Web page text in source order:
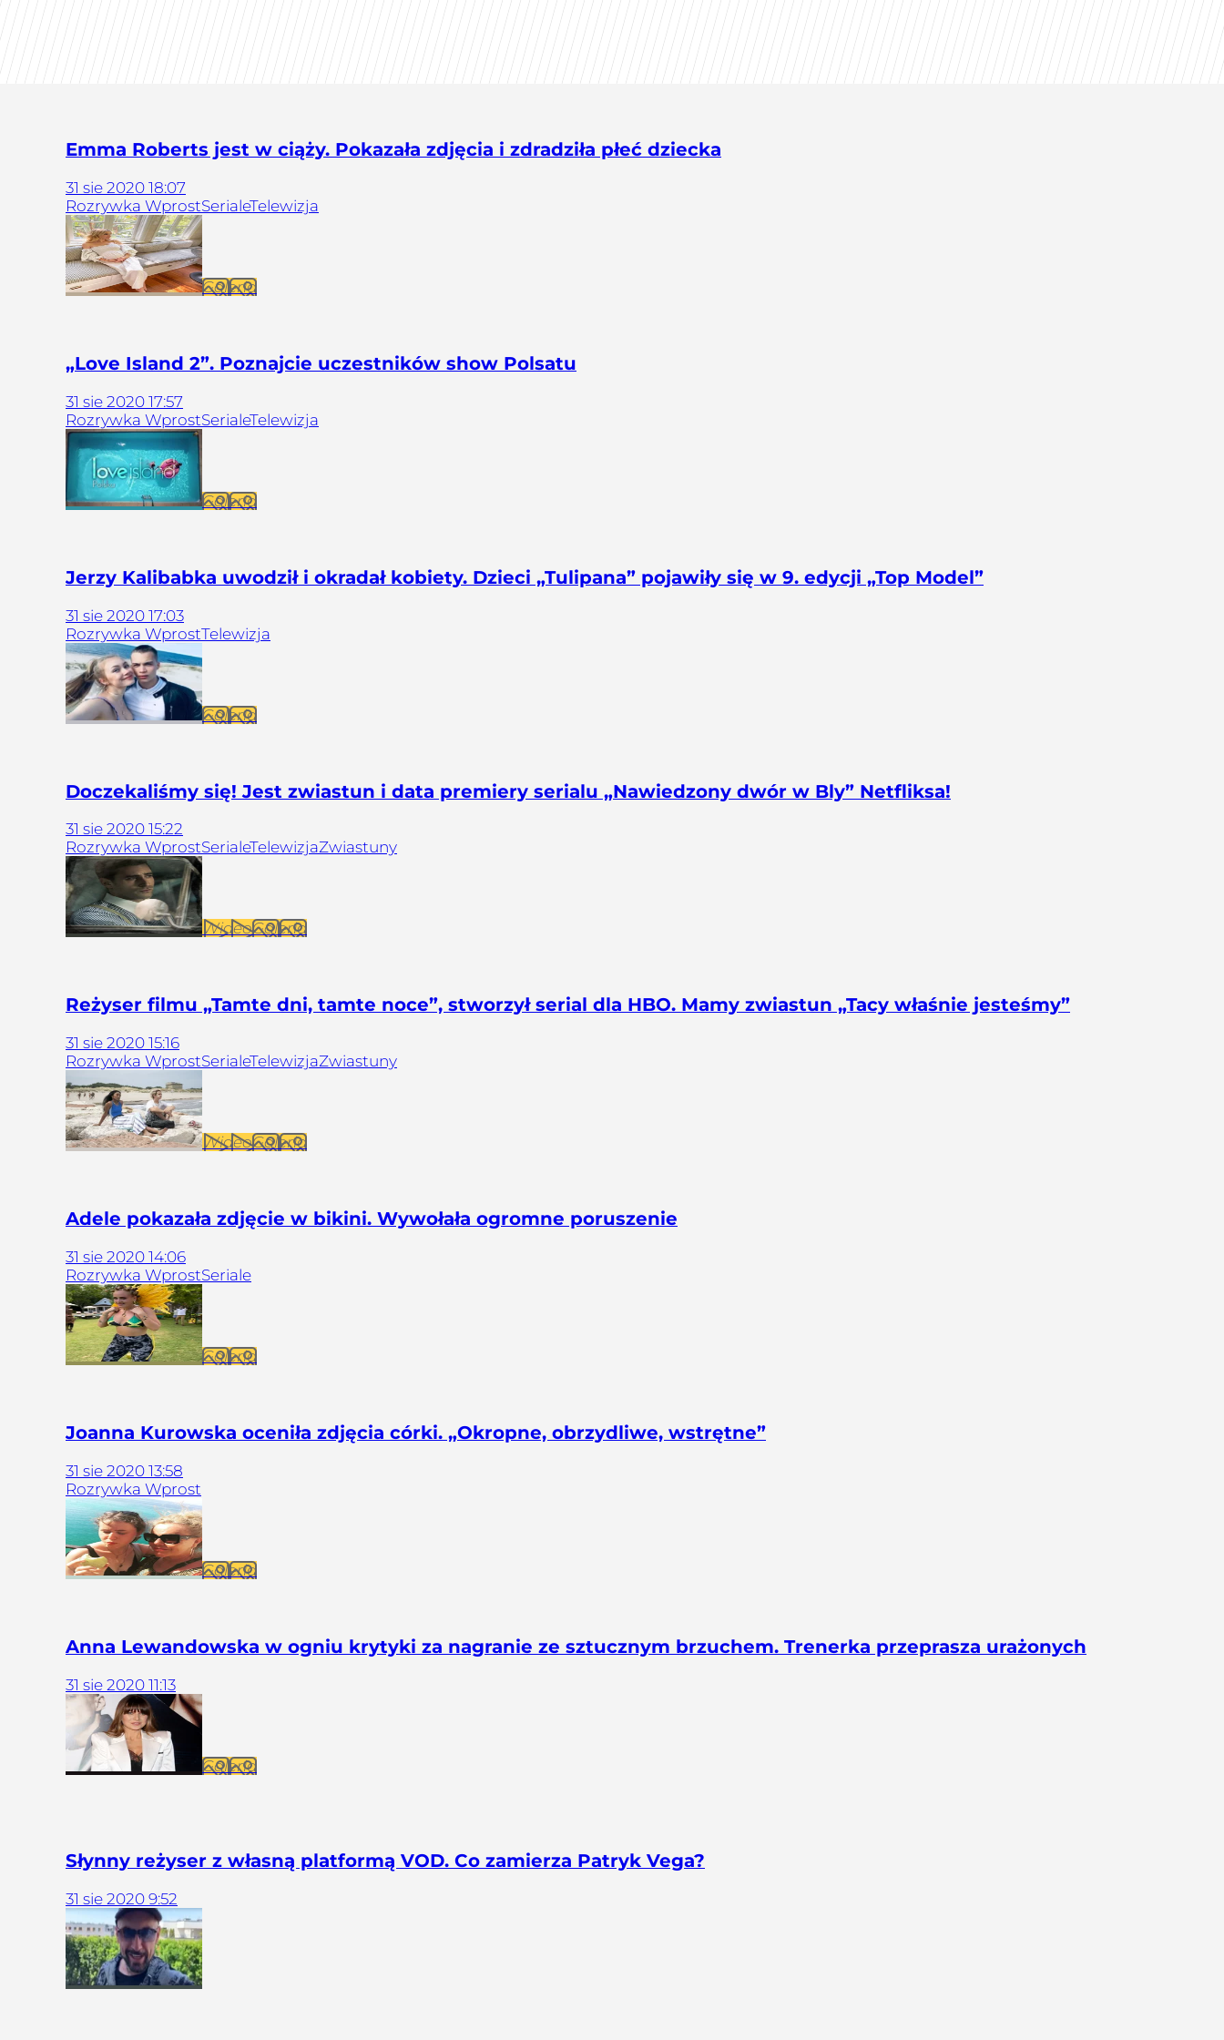
Emma Roberts jest w ciąży. Pokazała zdjęcia i zdradziła płeć dziecka
31 sie 2020 18:07
Rozrywka WprostSerialeTelewizja
Galeria
„Love Island 2”. Poznajcie uczestników show Polsatu
31 sie 2020 17:57
Rozrywka WprostSerialeTelewizja
Galeria
Jerzy Kalibabka uwodził i okradał kobiety. Dzieci „Tulipana” pojawiły się w 9. edycji „Top Model”
31 sie 2020 17:03
Rozrywka WprostTelewizja
Galeria
Doczekaliśmy się! Jest zwiastun i data premiery serialu „Nawiedzony dwór w Bly” Netfliksa!
31 sie 2020 15:22
Rozrywka WprostSerialeTelewizjaZwiastuny
WideoGaleria
Reżyser filmu „Tamte dni, tamte noce”, stworzył serial dla HBO. Mamy zwiastun „Tacy właśnie jesteśmy”
31 sie 2020 15:16
Rozrywka WprostSerialeTelewizjaZwiastuny
WideoGaleria
Adele pokazała zdjęcie w bikini. Wywołała ogromne poruszenie
31 sie 2020 14:06
Rozrywka WprostSeriale
Galeria
Joanna Kurowska oceniła zdjęcia córki. „Okropne, obrzydliwe, wstrętne”
31 sie 2020 13:58
Rozrywka Wprost
Galeria
Anna Lewandowska w ogniu krytyki za nagranie ze sztucznym brzuchem. Trenerka przeprasza urażonych
31 sie 2020 11:13
Galeria
Słynny reżyser z własną platformą VOD. Co zamierza Patryk Vega?
31 sie 2020 9:52